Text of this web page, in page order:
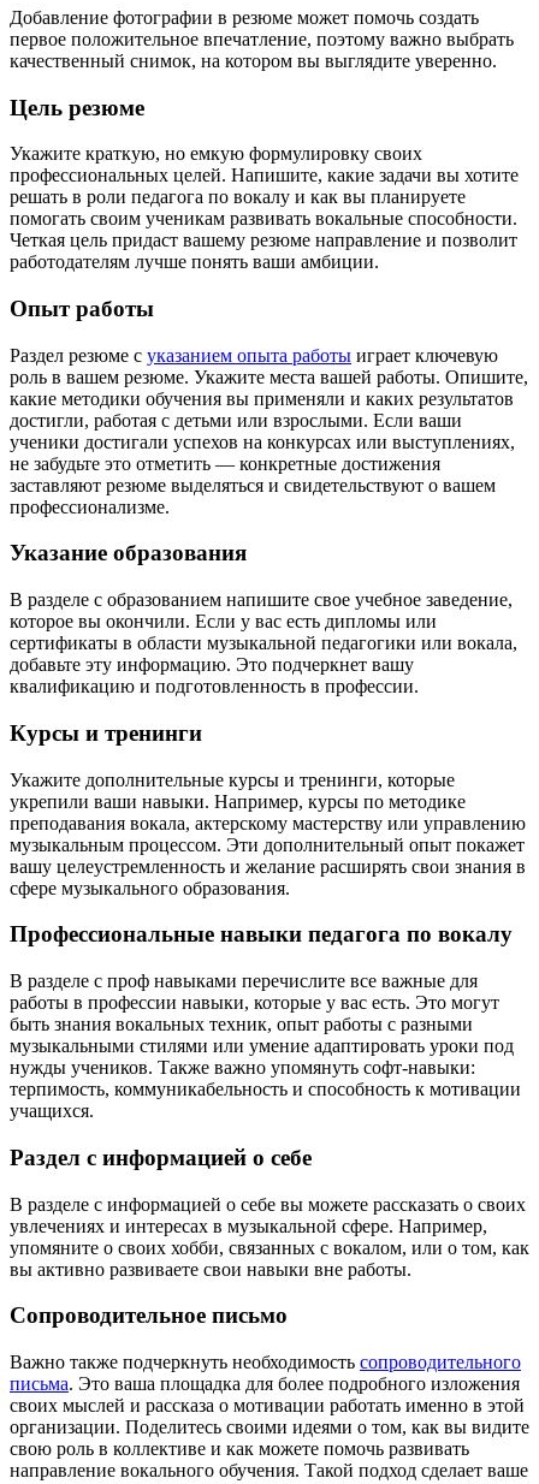
Добавление фотографии в резюме может помочь создать
первое положительное впечатление, поэтому важно выбрать
качественный снимок, на котором вы выглядите уверенно.
Цель резюме
Укажите краткую, но емкую формулировку своих
профессиональных целей. Напишите, какие задачи вы хотите
решать в роли педагога по вокалу и как вы планируете
помогать своим ученикам развивать вокальные способности.
Четкая цель придаст вашему резюме направление и позволит
работодателям лучше понять ваши амбиции.
Опыт работы
Раздел резюме с указанием опыта работы играет ключевую
роль в вашем резюме. Укажите места вашей работы. Опишите,
какие методики обучения вы применяли и каких результатов
достигли, работая с детьми или взрослыми. Если ваши
ученики достигали успехов на конкурсах или выступлениях,
не забудьте это отметить — конкретные достижения
заставляют резюме выделяться и свидетельствуют о вашем
профессионализме.
Указание образования
В разделе с образованием напишите свое учебное заведение,
которое вы окончили. Если у вас есть дипломы или
сертификаты в области музыкальной педагогики или вокала,
добавьте эту информацию. Это подчеркнет вашу
квалификацию и подготовленность в профессии.
Курсы и тренинги
Укажите дополнительные курсы и тренинги, которые
укрепили ваши навыки. Например, курсы по методике
преподавания вокала, актерскому мастерству или управлению
музыкальным процессом. Эти дополнительный опыт покажет
вашу целеустремленность и желание расширять свои знания в
сфере музыкального образования.
Профессиональные навыки педагога по вокалу
В разделе с проф навыками перечислите все важные для
работы в профессии навыки, которые у вас есть. Это могут
быть знания вокальных техник, опыт работы с разными
музыкальными стилями или умение адаптировать уроки под
нужды учеников. Также важно упомянуть софт-навыки:
терпимость, коммуникабельность и способность к мотивации
учащихся.
Раздел с информацией о себе
В разделе с информацией о себе вы можете рассказать о своих
увлечениях и интересах в музыкальной сфере. Например,
упомяните о своих хобби, связанных с вокалом, или о том, как
вы активно развиваете свои навыки вне работы.
Сопроводительное письмо
Важно также подчеркнуть необходимость сопроводительного
письма. Это ваша площадка для более подробного изложения
своих мыслей и рассказа о мотивации работать именно в этой
организации. Поделитесь своими идеями о том, как вы видите
свою роль в коллективе и как можете помочь развивать
направление вокального обучения. Такой подход сделает ваше